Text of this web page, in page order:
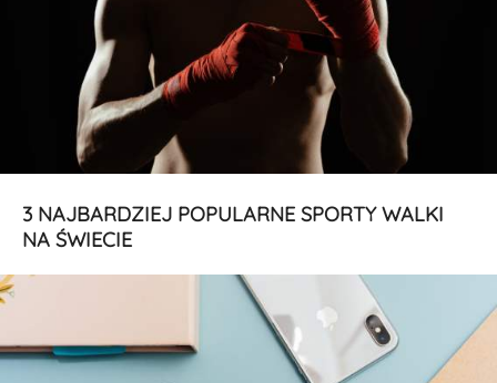
3 NAJBARDZIEJ POPULARNE SPORTY WALKI
NA ŚWIECIE